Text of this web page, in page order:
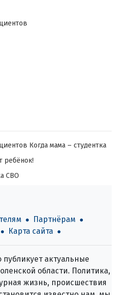
Когда мама – студентка
ребёнок!
СВО
Партнёрам
Карта сайта
публикует актуальные
области. Политика,
жизнь, происшествия